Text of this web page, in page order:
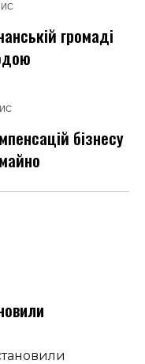
громаді
бізнесу